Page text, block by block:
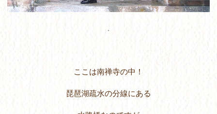
.
ここは南禅寺の中！
琵琶湖疏水の分線にある